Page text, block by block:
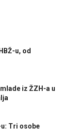
u, od
iz ŽZH-a u
u: Tri osobe